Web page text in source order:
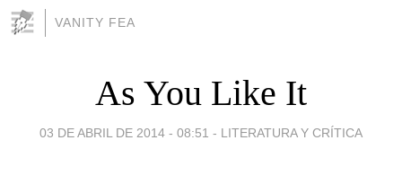
VANITY FEA
As You Like It
03 DE ABRIL DE 2014 - 08:51 - LITERATURA Y CRÍTICA